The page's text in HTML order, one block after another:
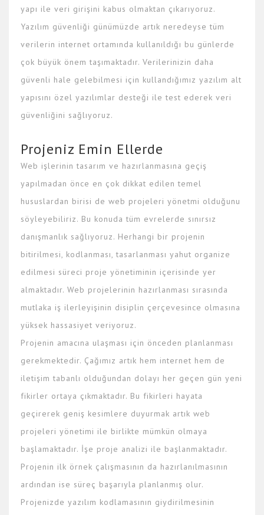
yapı ile veri girişini kabus olmaktan çıkarıyoruz.
Yazılım güvenliği günümüzde artık neredeyse tüm
verilerin internet ortamında kullanıldığı bu günlerde
çok büyük önem taşımaktadır. Verilerinizin daha
güvenli hale gelebilmesi için kullandığımız yazılım alt
yapısını özel yazılımlar desteği ile test ederek veri
güvenliğini sağlıyoruz.
Projeniz Emin Ellerde
Web işlerinin tasarım ve hazırlanmasına geçiş
yapılmadan önce en çok dikkat edilen temel
hususlardan birisi de web projeleri yönetmi olduğunu
söyleyebiliriz. Bu konuda tüm evrelerde sınırsız
danışmanlık sağlıyoruz. Herhangi bir projenin
bitirilmesi, kodlanması, tasarlanması yahut organize
edilmesi süreci proje yönetiminin içerisinde yer
almaktadır. Web projelerinin hazırlanması sırasında
mutlaka iş ilerleyişinin disiplin çerçevesince olmasına
yüksek hassasiyet veriyoruz.
Projenin amacına ulaşması için önceden planlanması
gerekmektedir. Çağımız artık hem internet hem de
iletişim tabanlı olduğundan dolayı her geçen gün yeni
fikirler ortaya çıkmaktadır. Bu fikirleri hayata
geçirerek geniş kesimlere duyurmak artık web
projeleri yönetimi ile birlikte mümkün olmaya
başlamaktadır. İşe proje analizi ile başlanmaktadır.
Projenin ilk örnek çalışmasının da hazırlanılmasının
ardından ise süreç başarıyla planlanmış olur.
Projenizde yazılım kodlamasının giydirilmesinin